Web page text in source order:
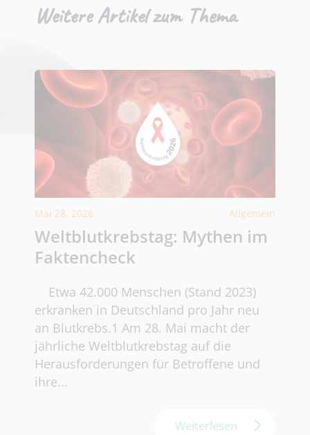
Weitere Artikel zum Thema
Mai 28, 2026 Allgemein
Weltblutkrebstag: Mythen im
Faktencheck
Etwa 42.000 Menschen (Stand 2023)
erkranken in Deutschland pro Jahr neu
an Blutkrebs.1 Am 28. Mai macht der
jährliche Weltblutkrebstag auf die
Herausforderungen für Betroffene und
ihre...
Weiterlesen